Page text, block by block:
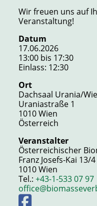
Wir freuen uns auf
Veranstaltung!
Datum
17.06.2026
13:00 bis 17:30
Einlass: 12:30
Ort
Dachsaal Urania/
Uraniastraße 1
1010 Wien
Österreich
Veranstalter
Österreichischer
Franz Josefs-Kai 13/4
1010 Wien
Tel.: +43-1-533 07 97